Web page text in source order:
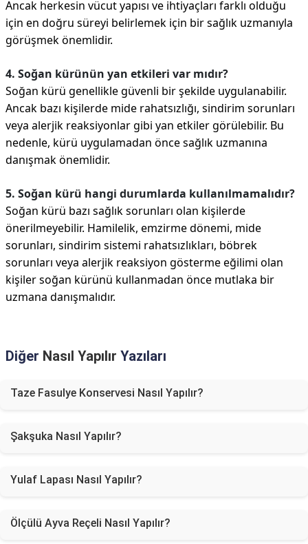
Ancak herkesin vücut yapısı ve ihtiyaçları farklı olduğu
için en doğru süreyi belirlemek için bir sağlık uzmanıyla
görüşmek önemlidir.
4. Soğan kürünün yan etkileri var mıdır?
Soğan kürü genellikle güvenli bir şekilde uygulanabilir.
Ancak bazı kişilerde mide rahatsızlığı, sindirim sorunları
veya alerjik reaksiyonlar gibi yan etkiler görülebilir. Bu
nedenle, kürü uygulamadan önce sağlık uzmanına
danışmak önemlidir.
5. Soğan kürü hangi durumlarda kullanılmamalıdır?
Soğan kürü bazı sağlık sorunları olan kişilerde
önerilmeyebilir. Hamilelik, emzirme dönemi, mide
sorunları, sindirim sistemi rahatsızlıkları, böbrek
sorunları veya alerjik reaksiyon gösterme eğilimi olan
kişiler soğan kürünü kullanmadan önce mutlaka bir
uzmana danışmalıdır.
Diğer Nasıl Yapılır Yazıları
Taze Fasulye Konservesi Nasıl Yapılır?
Şakşuka Nasıl Yapılır?
Yulaf Lapası Nasıl Yapılır?
Ölçülü Ayva Reçeli Nasıl Yapılır?